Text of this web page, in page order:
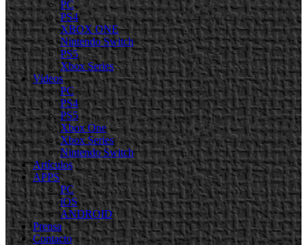
PC
PS4
XBOX ONE
Nintendo Switch
PS5
Xbox Series
Videos
PC
PS4
PS5
Xbox One
Xbox Series
Nintendo Switch
Artículos
APPS
PC
iOS
ANDROID
Prensa
Contacto